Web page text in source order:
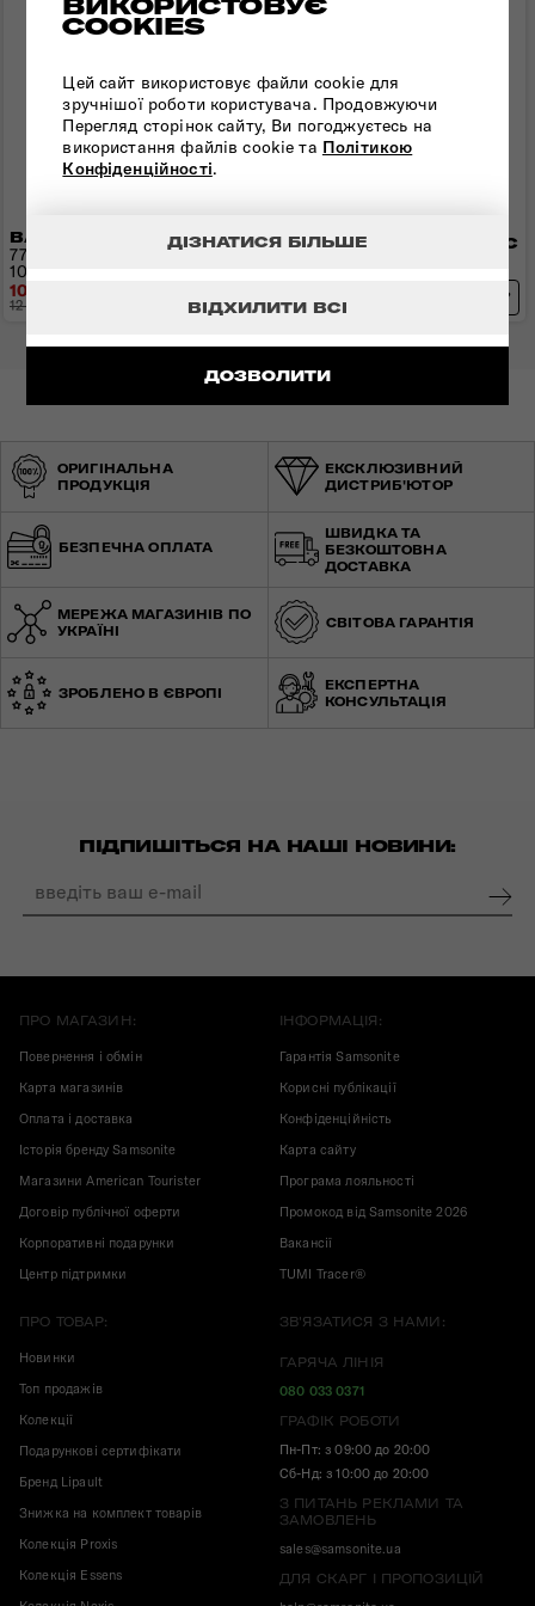
COOKIES
Цей сайт використовує файли cookie для
зручнішої роботи користувача. Продовжуючи
Перегляд сторінок сайту, Ви погоджуєтесь на
використання файлів cookie та Політикою
Конфіденційності.
ДОЗВОЛИТИ
ВІДХИЛИТИ ВСІ
ДІЗНАТИСЯ БІЛЬШЕ
ВАЛІЗА 77 СМ STARVIBE
77x51x30(33) см | 3,5 кг |
100(106) л
10 000 грн
12 500 грн
ВАЛІЗА 77 СМ AIRCONIC
12 090 грн
ОРИГІНАЛЬНА
ПРОДУКЦІЯ
ЕКСКЛЮЗИВНИЙ
ДИСТРИБ'ЮТОР
БЕЗПЕЧНА ОПЛАТА
ШВИДКА ТА
БЕЗКОШТОВНА
ДОСТАВКА
МЕРЕЖА МАГАЗИНІВ ПО
УКРАЇНІ
СВІТОВА ГАРАНТІЯ
ЗРОБЛЕНО В ЄВРОПІ
ЕКСПЕРТНА
КОНСУЛЬТАЦІЯ
ПІДПИШІТЬСЯ НА НАШІ НОВИНИ:
ПРО МАГАЗИН:
Повернення і обмін
Карта магазинів
Оплата і доставка
Історія бренду Samsonite
Магазини American Tourister
Договір публічної оферти
Корпоративні подарунки
Центр підтримки
ІНФОРМАЦІЯ:
Гарантія Samsonite
Корисні публікації
Конфіденційність
Карта сайту
Програма лояльності
Промокод від Samsonite 2026
Вакансії
TUMI Tracer®
ПРО ТОВАР:
Новинки
Топ продажів
Колекції
Подарункові сертифікати
Бренд Lipault
Знижка на комплект товарів
Колекція Proxis
Колекція Essens
ЗВ'ЯЗАТИСЯ З НАМИ:
ГАРЯЧА ЛІНІЯ
080 033 0371
ГРАФІК РОБОТИ
Пн-Пт: з 09:00 до 20:00
Сб-Нд: з 10:00 до 20:00
З ПИТАНЬ РЕКЛАМИ ТА
ЗАМОВЛЕНЬ
sales@samsonite.ua
ДЛЯ СКАРГ І ПРОПОЗИЦІЙ